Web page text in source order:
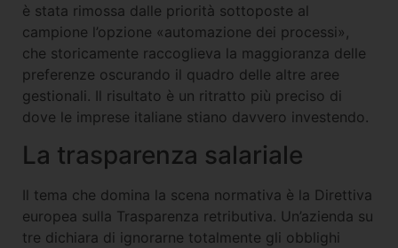
è stata rimossa dalle priorità sottoposte al
campione l’opzione «automazione dei processi»,
che storicamente raccoglieva la maggioranza delle
preferenze oscurando il quadro delle altre aree
gestionali. Il risultato è un ritratto più preciso di
dove le imprese italiane stiano davvero investendo.
La trasparenza salariale
Il tema che domina la scena normativa è la Direttiva
europea sulla Trasparenza retributiva. Un’azienda su
tre dichiara di ignorarne totalmente gli obblighi